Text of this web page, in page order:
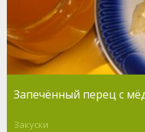
Запечённый перец с
Закуски